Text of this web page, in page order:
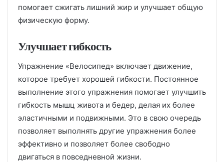
помогает сжигать лишний жир и улучшает общую
физическую форму.
Улучшает гибкость
Упражнение «Велосипед» включает движение,
которое требует хорошей гибкости. Постоянное
выполнение этого упражнения помогает улучшить
гибкость мышц живота и бедер, делая их более
эластичными и подвижными. Это в свою очередь
позволяет выполнять другие упражнения более
эффективно и позволяет более свободно
двигаться в повседневной жизни.